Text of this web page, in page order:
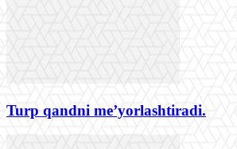
Turp qandni me’yorlashtiradi.